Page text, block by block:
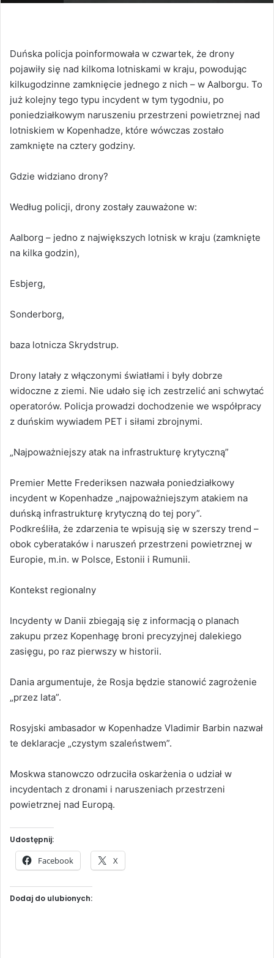
Duńska policja poinformowała w czwartek, że drony
pojawiły się nad kilkoma lotniskami w kraju, powodując
kilkugodzinne zamknięcie jednego z nich – w Aalborgu. To
już kolejny tego typu incydent w tym tygodniu, po
poniedziałkowym naruszeniu przestrzeni powietrznej nad
lotniskiem w Kopenhadze, które wówczas zostało
zamknięte na cztery godziny.
Gdzie widziano drony?
Według policji, drony zostały zauważone w:
Aalborg – jedno z największych lotnisk w kraju (zamknięte
na kilka godzin),
Esbjerg,
Sonderborg,
baza lotnicza Skrydstrup.
Drony latały z włączonymi światłami i były dobrze
widoczne z ziemi. Nie udało się ich zestrzelić ani schwytać
operatorów. Policja prowadzi dochodzenie we współpracy
z duńskim wywiadem PET i siłami zbrojnymi.
„Najpoważniejszy atak na infrastrukturę krytyczną”
Premier Mette Frederiksen nazwała poniedziałkowy
incydent w Kopenhadze „najpoważniejszym atakiem na
duńską infrastrukturę krytyczną do tej pory”.
Podkreśliła, że zdarzenia te wpisują się w szerszy trend –
obok cyberataków i naruszeń przestrzeni powietrznej w
Europie, m.in. w Polsce, Estonii i Rumunii.
Kontekst regionalny
Incydenty w Danii zbiegają się z informacją o planach
zakupu przez Kopenhagę broni precyzyjnej dalekiego
zasięgu, po raz pierwszy w historii.
Dania argumentuje, że Rosja będzie stanowić zagrożenie
„przez lata”.
Rosyjski ambasador w Kopenhadze Vladimir Barbin nazwał
te deklaracje „czystym szaleństwem”.
Moskwa stanowczo odrzuciła oskarżenia o udział w
incydentach z dronami i naruszeniach przestrzeni
powietrznej nad Europą.
Udostępnij:
Facebook X
Dodaj do ulubionych: